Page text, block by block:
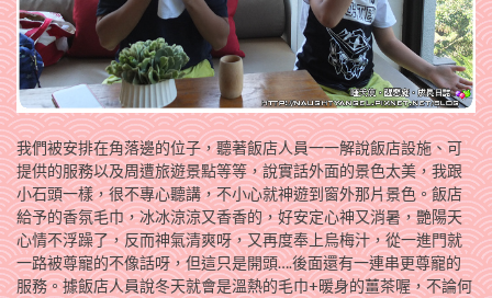
我們被安排在角落邊的位子，聽著飯店人員一一解說飯店設施、可
提供的服務以及周遭旅遊景點等等，說實話外面的景色太美，我跟
小石頭一樣，很不專心聽講，不小心就神遊到窗外那片景色。飯店
給予的香氛毛巾，冰冰涼涼又香香的，好安定心神又消暑，艷陽天
心情不浮躁了，反而神氣清爽呀，又再度奉上烏梅汁，從一進門就
一路被尊寵的不像話呀，但這只是開頭….後面還有一連串更尊寵的
服務。據飯店人員說冬天就會是溫熱的毛巾+暖身的薑茶喔，不論何